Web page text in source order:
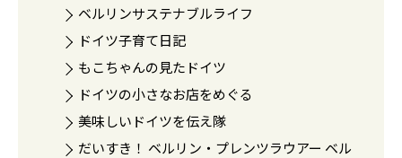
ベルリンサステナブルライフ
ドイツ子育て日記
もこちゃんの見たドイツ
ドイツの小さなお店をめぐる
美味しいドイツを伝え隊
だいすき！ ベルリン・プレンツラウアー ベル